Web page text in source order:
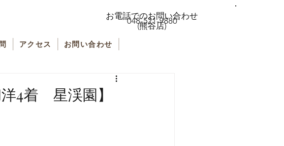
アクセス お問い合わせ
お電話でのお問い合わせ
048-521-9880
(熊谷店)
4着 星渓園】